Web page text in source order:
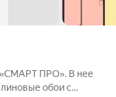
«СМАРТ ПРО». В нее
обои с